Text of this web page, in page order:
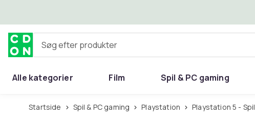
Søg efter produkter
Alle kategorier Film Spil & PC gaming
Hjem & have
Startside Spil & PC gaming Playstation Playstation 5 - Spil